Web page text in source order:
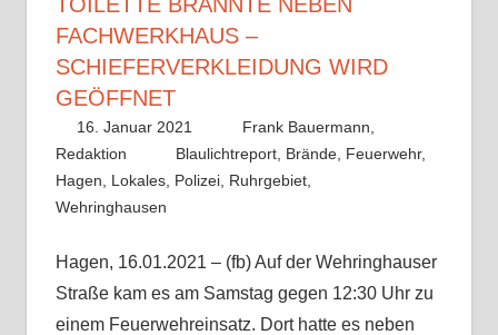
FACHWERKHAUS –
SCHIEFERVERKLEIDUNG WIRD
GEÖFFNET
16. Januar 2021
Frank Bauermann,
Redaktion
Blaulichtreport Brände Feuerwehr,
Hagen
Lokales, Polizei, Ruhrgebiet,
Wehringhausen
Hagen, 16.01.2021 – (fb) Auf der Wehringhauser
Straße kam es am Samstag gegen 12:30 Uhr zu
einem Feuerwehreinsatz. Dort hatte es neben